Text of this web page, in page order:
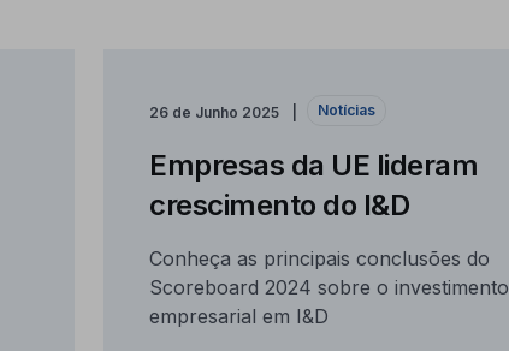
26 de Junho 2025 Notícias
Empresas da UE lideram
crescimento do I&D
Conheça as principais conclusões do
Scoreboard 2024 sobre o investimento
empresarial em I&D